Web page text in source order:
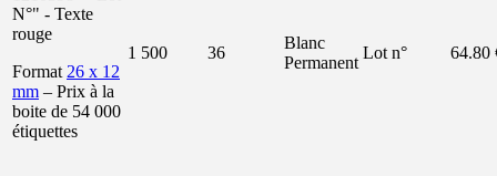
N°" - Texte
rouge
Format 26 x 12
mm – Prix à la
boite de 54 000
étiquettes
1 500 36
Blanc
Permanent
Lot n° 64.80